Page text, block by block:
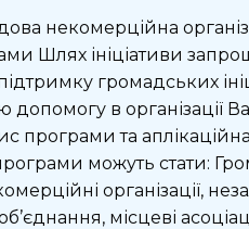
некомерційна
Шлях ініціативи
громадських
допомогу в організації
програми та
можуть стати:
організації,
місцеві